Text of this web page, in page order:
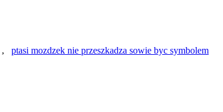
, ptasi mozdzek nie przeszkadza sowie byc symbolem